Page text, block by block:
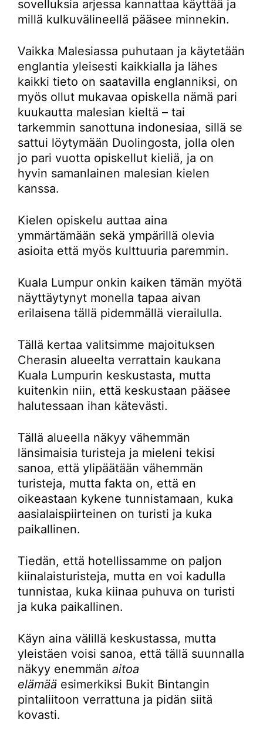
sovelluksia arjessa kannattaa käyttää ja
millä kulkuvälineellä pääsee minnekin.
Vaikka Malesiassa puhutaan ja käytetään
englantia yleisesti kaikkialla ja lähes
kaikki tieto on saatavilla englanniksi, on
myös ollut mukavaa opiskella nämä pari
kuukautta malesian kieltä – tai
tarkemmin sanottuna indonesiaa, sillä se
sattui löytymään Duolingosta, jolla olen
jo pari vuotta opiskellut kieliä, ja on
hyvin samanlainen malesian kielen
kanssa.
Kielen opiskelu auttaa aina
ymmärtämään sekä ympärillä olevia
asioita että myös kulttuuria paremmin.
Kuala Lumpur onkin kaiken tämän myötä
näyttäytynyt monella tapaa aivan
erilaisena tällä pidemmällä vierailulla.
Tällä kertaa valitsimme majoituksen
Cherasin alueelta verrattain kaukana
Kuala Lumpurin keskustasta, mutta
kuitenkin niin, että keskustaan pääsee
halutessaan ihan kätevästi.
Tällä alueella näkyy vähemmän
länsimaisia turisteja ja mieleni tekisi
sanoa, että ylipäätään vähemmän
turisteja, mutta fakta on, että en
oikeastaan kykene tunnistamaan, kuka
aasialaispiirteinen on turisti ja kuka
paikallinen.
Tiedän, että hotellissamme on paljon
kiinalaisturisteja, mutta en voi kadulla
tunnistaa, kuka kiinaa puhuva on turisti
ja kuka paikallinen.
Käyn aina välillä keskustassa, mutta
yleistäen voisi sanoa, että tällä suunnalla
näkyy enemmän aitoa
elämää esimerkiksi Bukit Bintangin
pintaliitoon verrattuna ja pidän siitä
kovasti.